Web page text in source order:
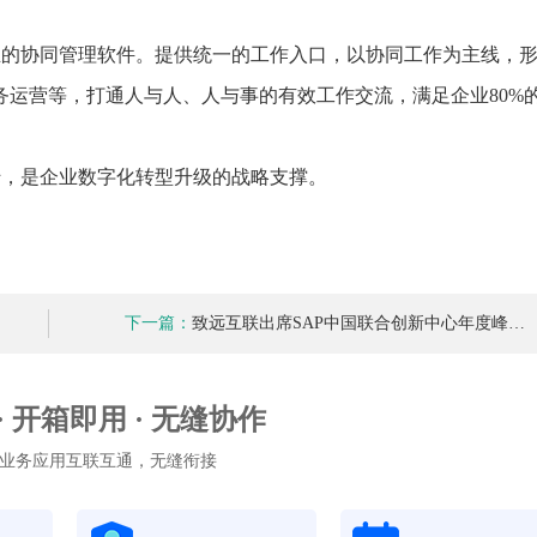
协同管理软件。提供统一的工作入口，以协同工作为主线，
营等，打通人与人、人与事的有效工作交流，满足企业80%
是企业数字化转型升级的战略支撑。
下一篇： 致远互联出席SAP中国联合创新中心年度峰…
开箱即用 · 无缝协作
务应用互联互通，无缝衔接